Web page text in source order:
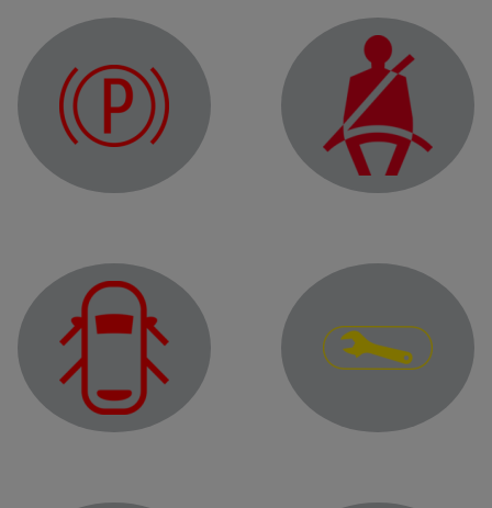
Kontrolka parkovacej brzdy s posilňovačom
Výstražná kontrolka
Výstražné svetlo zatvorenia dverí